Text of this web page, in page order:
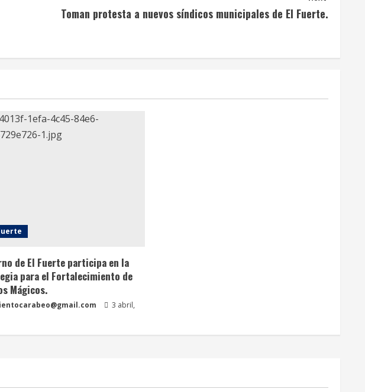
Toman protesta a nuevos síndicos municipales de El Fuerte.
de El Fuerte participa en la
para el Fortalecimiento de
Mágicos.
3 abril,